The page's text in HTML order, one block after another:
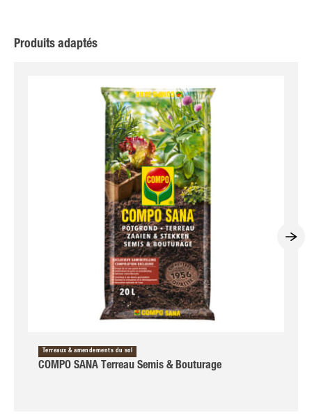
Produits adaptés
Terreaux & amendements du sol
COMPO SANA Terreau Semis & Bouturage